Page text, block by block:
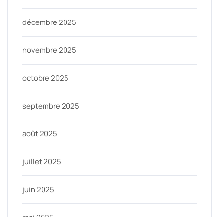
décembre 2025
novembre 2025
octobre 2025
septembre 2025
août 2025
juillet 2025
juin 2025